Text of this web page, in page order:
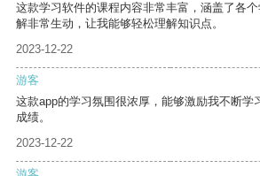
这款学习软件的课程内容非常丰富，涵盖了各
解非常生动，让我能够轻松理解知识点。
2023-12-22
游客
这款app的学习氛围很浓厚，能够激励我不断学
成绩。
2023-12-22